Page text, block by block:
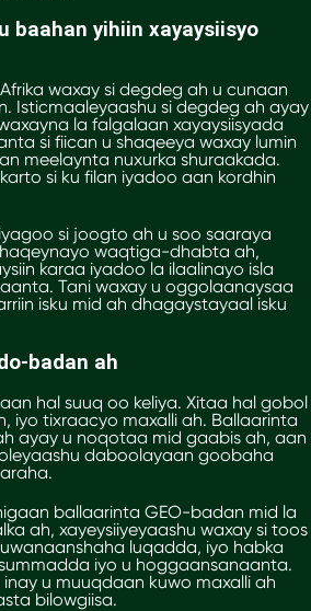
baahan yihiin xayaysiisyo
waxay si degdeg ah u cunaan
Isticmaaleyaashu si degdeg ah ayay
la falgalaan xayaysiisyada
si fiican u shaqeeya waxay lumin
meelaynta nuxurka shuraakada.
si ku filan iyadoo aan kordhin
si joogto ah u soo saaraya
waqtiga-dhabta ah,
karaa iyadoo la ilaalinayo isla
Tani waxay u oggolaanaysaa
isku mid ah dhagaystayaal isku
badan ah
hal suuq oo keliya. Xitaa hal gobol
iyo tixraacyo maxalli ah. Ballaarinta
ayay u noqotaa mid gaabis ah, aan
daboolayaan goobaha
ballaarinta GEO-badan mid la
ah, xayeysiiyeyaashu waxay si toos
luqadda, iyo habka
iyo u hoggaansanaanta.
u muuqdaan kuwo maxalli ah
bilowgiisa.